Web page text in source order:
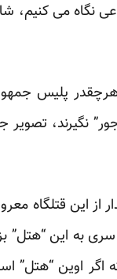
می کنیم،
پلیس
نگیرند،
از این قتلگاه
به این
اوین “هتل”